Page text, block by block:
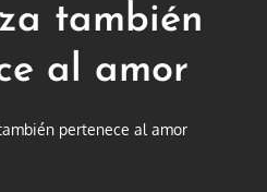
también
al amor
pertenece al amor